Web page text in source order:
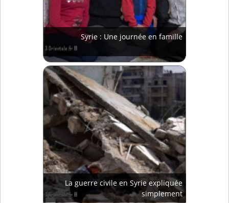
Syrie : Une journée en famille
La guerre civile en Syrie expliquée
simplement